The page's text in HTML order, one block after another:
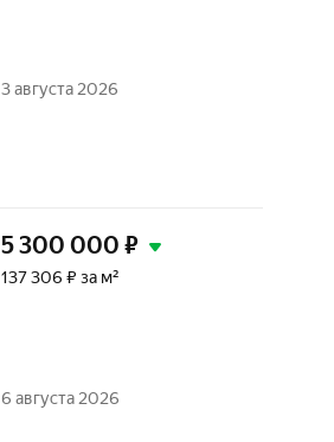
3 августа 2026
5 300 000 ₽
137 306 ₽ за м²
6 августа 2026